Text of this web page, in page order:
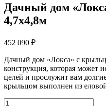
Дачный дом
4,7х4,8м
452 090 ₽
Дачный дом «Локса» с
конструкция, которая может
целей и прослужит вам
крыльцом выполнен из
Количество